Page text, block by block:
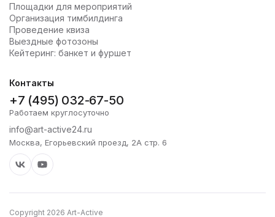
Площадки для мероприятий
Организация тимбилдинга
Проведение квиза
Выездные фотозоны
Кейтеринг: банкет и фуршет
Контакты
+7 (495) 032-67-50
Работаем круглосуточно
info@art-active24.ru
Москва, Егорьевский проезд, 2А стр. 6
Copyright 2026 Art-Active